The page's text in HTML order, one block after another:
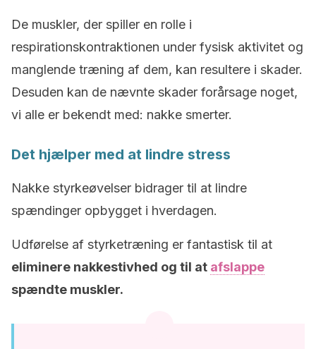
De muskler, der spiller en rolle i
respirationskontraktionen under fysisk aktivitet og
manglende træning af dem, kan resultere i skader.
Desuden kan de nævnte skader forårsage noget,
vi alle er bekendt med: nakke smerter.
Det hjælper med at lindre stress
Nakke styrkeøvelser bidrager til at lindre
spændinger opbygget i hverdagen.
Udførelse af ​​styrketræning er fantastisk til at
eliminere nakkestivhed og til at afslappe
spændte muskler.